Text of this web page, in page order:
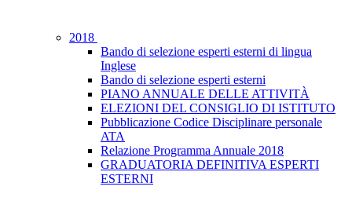
2018
Bando di selezione esperti esterni di lingua
Inglese
Bando di selezione esperti esterni
PIANO ANNUALE DELLE ATTIVITÀ
ELEZIONI DEL CONSIGLIO DI ISTITUTO
Pubblicazione Codice Disciplinare personale
ATA
Relazione Programma Annuale 2018
GRADUATORIA DEFINITIVA ESPERTI
ESTERNI